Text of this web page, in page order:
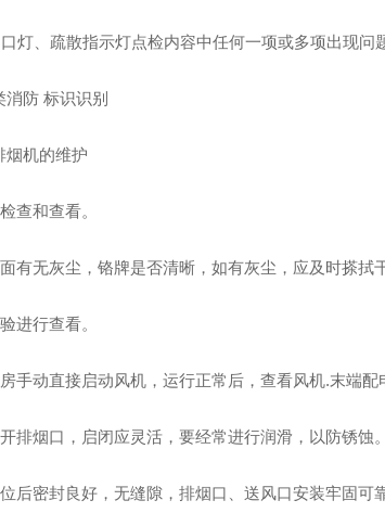
灯、疏散指示灯点检内容中任何一项或多项出现问
消防 标识识别
烟机的维护
查和查看。
有无灰尘，铬牌是否清晰，如有灰尘，应及时搽拭
进行查看。
手动直接启动风机，运行正常后，查看风机.末端
排烟口，启闭应灵活，要经常进行润滑，以防锈蚀。
后密封良好，无缝隙，排烟口、送风口安装牢固可靠